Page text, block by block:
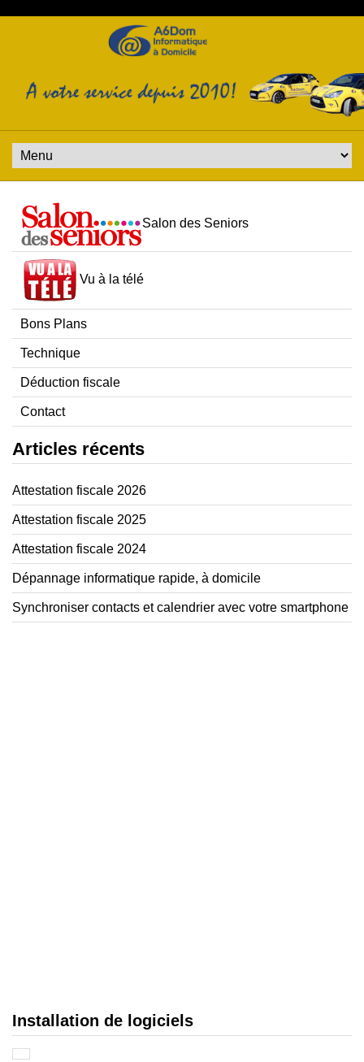
Salon des Seniors
Vu à la télé
Bons Plans
Technique
Déduction fiscale
Contact
Articles récents
Attestation fiscale 2026
Attestation fiscale 2025
Attestation fiscale 2024
Dépannage informatique rapide, à domicile
Synchroniser contacts et calendrier avec votre smartphone
Installation de logiciels